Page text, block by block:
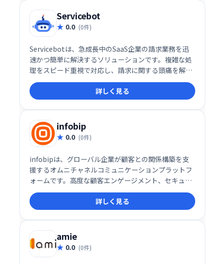
Servicebot
0.0 (0件)
Servicebotは、急成長中のSaaS企業の請求業務を迅
速かつ簡単に解決するソリューションです。複雑な処
理をスピード重視で対応し、請求に関する頭痛を解消
します。
詳しく見る
infobip
0.0 (0件)
infobipは、グローバル企業が顧客との関係構築を支
援するオムニチャネルコミュニケーションプラットフ
ォームです。高度な顧客エンゲージメント、セキュリ
ティ、認証機能を提供し、メッセージングチャネルや
ツールを幅広く活用することで、効果的なコミュニケ
ーションを実現します。大規模な顧客基盤を持つ企業
にとって、有益なソリューションです。
詳しく見る
amie
0.0 (0件)